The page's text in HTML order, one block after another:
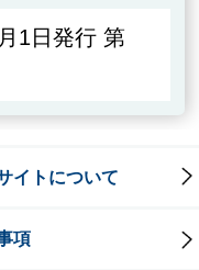
1日発行 第
イトについて
項